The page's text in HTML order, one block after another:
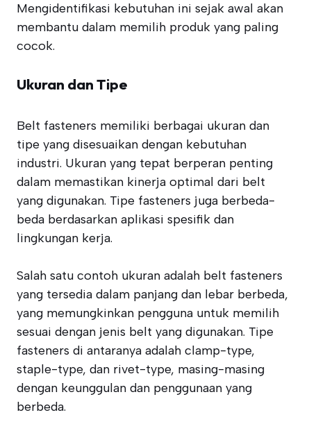
Mengidentifikasi kebutuhan ini sejak awal akan
membantu dalam memilih produk yang paling
cocok.
Ukuran dan Tipe
Belt fasteners memiliki berbagai ukuran dan
tipe yang disesuaikan dengan kebutuhan
industri. Ukuran yang tepat berperan penting
dalam memastikan kinerja optimal dari belt
yang digunakan. Tipe fasteners juga berbeda-
beda berdasarkan aplikasi spesifik dan
lingkungan kerja.
Salah satu contoh ukuran adalah belt fasteners
yang tersedia dalam panjang dan lebar berbeda,
yang memungkinkan pengguna untuk memilih
sesuai dengan jenis belt yang digunakan. Tipe
fasteners di antaranya adalah clamp-type,
staple-type, dan rivet-type, masing-masing
dengan keunggulan dan penggunaan yang
berbeda.